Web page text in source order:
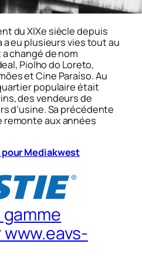
du XIXe siècle depuis
a eu plusieurs vies tout au
changé de nom
Piolho do Loreto,
et Cine Paraíso. Au
populaire était
des vendeurs de
d’usine. Sa précédente
aux années
Mediakwest
www.eavs-